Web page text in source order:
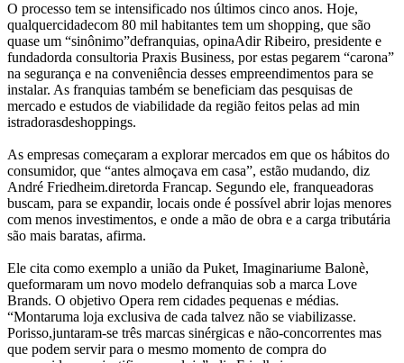
O processo tem se intensificado nos últimos cinco anos. Hoje,
qualquercidadecom 80 mil habitantes tem um shopping, que são
quase um “sinônimo”defranquias, opinaAdir Ribeiro, presidente e
fundadorda consultoria Praxis Business, por estas pegarem “carona”
na segurança e na conveniência desses empreendimentos para se
instalar. As franquias também se beneficiam das pesquisas de
mercado e estudos de viabilidade da região feitos pelas ad min
istradorasdeshoppings.
As empresas começaram a explorar mercados em que os hábitos do
consumidor, que “antes almoçava em casa”, estão mudando, diz
André Friedheim.diretorda Francap. Segundo ele, franqueadoras
buscam, para se expandir, locais onde é possível abrir lojas menores
com menos investimentos, e onde a mão de obra e a carga tributária
são mais baratas, afirma.
Ele cita como exemplo a união da Puket, Imaginariume Balonè,
queformaram um novo modelo defranquias sob a marca Love
Brands. O objetivo Opera rem cidades pequenas e médias.
“Montaruma loja exclusiva de cada talvez não se viabilizasse.
Porisso,juntaram-se três marcas sinérgicas e não-concorrentes mas
que podem servir para o mesmo momento de compra do